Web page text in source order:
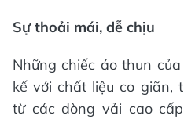
Sự thoải mái, dễ chịu
Những chiếc áo thun
kế với chất liệu co giãn,
từ các dòng vải cao